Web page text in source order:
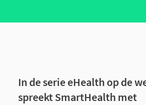
In de serie eHealth op de
spreekt SmartHealth met